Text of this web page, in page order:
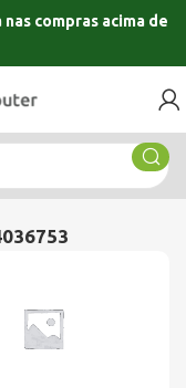
nas compras acima de